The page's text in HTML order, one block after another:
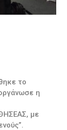
το
η
με